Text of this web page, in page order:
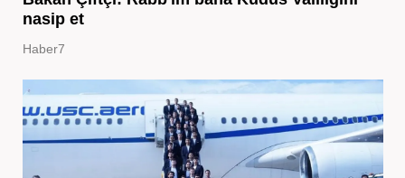
nasip et
Haber7